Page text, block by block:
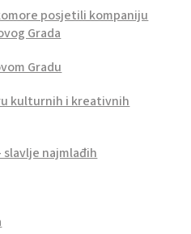
posjetili kompaniju
Grada
Gradu
kulturnih i kreativnih
slavlje najmlađih